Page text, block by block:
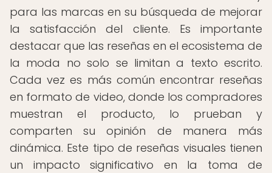
para las marcas en su búsqueda de mejorar
la satisfacción del cliente. Es importante
destacar que las reseñas en el ecosistema de
la moda no solo se limitan a texto escrito.
Cada vez es más común encontrar reseñas
en formato de video, donde los compradores
muestran el producto, lo prueban y
comparten su opinión de manera más
dinámica. Este tipo de reseñas visuales tienen
un impacto significativo en la toma de